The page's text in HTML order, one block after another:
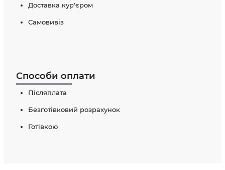
Доставка кур'єром
Самовивіз
Способи оплати
Післяплата
Безготівковий розрахунок
Готівкою